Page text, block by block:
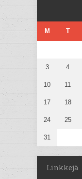
M T
3 4
10 11
17 18
24 25
31
Linkkejä